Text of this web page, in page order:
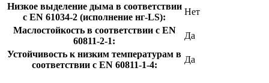
Низкое выделение дыма в соответствии
с EN 61034-2 (исполнение нг-LS):
Нет
Маслостойкость в соответствии с EN
60811-2-1:
Да
Устойчивость к низким температурам в
соответствии с EN 60811-1-4:
Да